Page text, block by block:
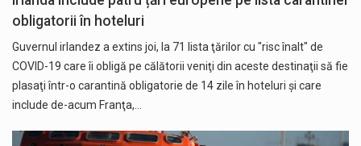
obligatorii în hoteluri
Guvernul irlandez a extins joi, la 71 lista ţărilor cu "risc înalt" de
COVID-19 care îi obligă pe călătorii veniţi din aceste destinaţii să fie
plasaţi într-o carantină obligatorie de 14 zile în hoteluri şi care
include de-acum Franţa,…